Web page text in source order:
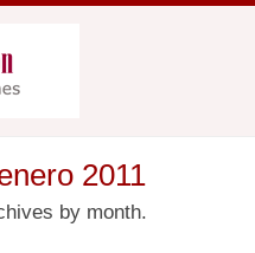
2011
by month.